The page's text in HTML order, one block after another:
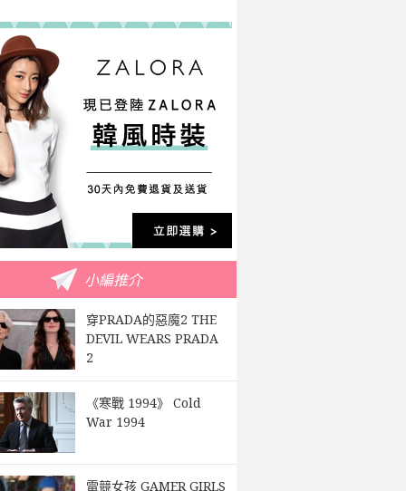
小編推介
穿PRADA的惡魔2 THE
DEVIL WEARS PRADA
2
《寒戰 1994》 Cold
War 1994
電競女孩 GAMER GIRLS